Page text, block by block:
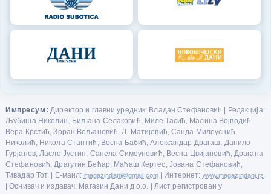
Импресум: Директор и главни уредник: Владан Стефановић | Редакција:
Љубиша Николин, Биљана Селаковић, Миле Тасић, Малина Војводић,
Вера Крстић, Зоран Вељановић, Л. Матијевић, Санда Милеуснић
Николић, Никола Стантић, Весна Бабић, Александар Драгаш, Данило
Гурјанов, Ласло Јустин, Санела Симеуновић, Весна Цвијановић, Драгана
Стефановић, Драгутин Бећар, Маћаш Кертес, Јована Стефановић,
Тивадар Тот. | Е-маил: magazindani@gmail.com | Интернет: www.magazindani.rs
| Оснивач и издавач: Магазин Дани д.о.о. | Лист регистрован у